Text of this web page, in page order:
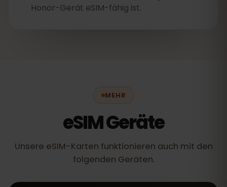
Honor-Gerät eSIM-fähig ist.
MEHR
eSIM Geräte
Unsere eSIM-Karten funktionieren auch mit den
folgenden Geräten.